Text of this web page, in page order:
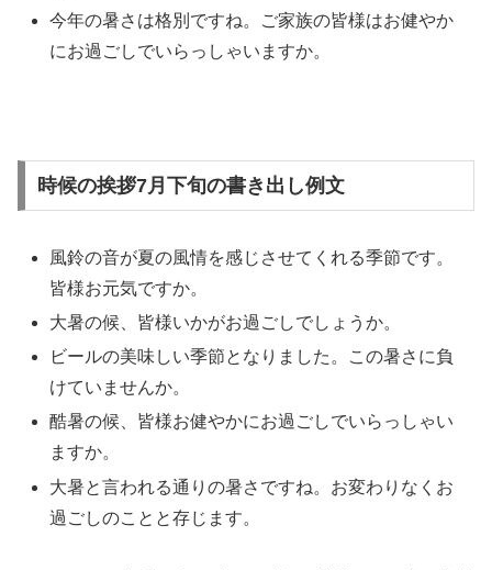
今年の暑さは格別ですね。ご家族の皆様はお健やか
にお過ごしでいらっしゃいますか。
時候の挨拶7月下旬の書き出し例文
風鈴の音が夏の風情を感じさせてくれる季節です。
皆様お元気ですか。
大暑の候、皆様いかがお過ごしでしょうか。
ビールの美味しい季節となりました。この暑さに負
けていませんか。
酷暑の候、皆様お健やかにお過ごしでいらっしゃい
ますか。
大暑と言われる通りの暑さですね。お変わりなくお
過ごしのことと存じます。